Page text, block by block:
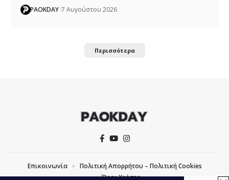
PAOKDAY 7 Αυγούστου 2026
Περισσότερα
Επικοινωνία
Πολιτική Απορρήτου – Πολιτική Cookies
Όροι Χρήσης